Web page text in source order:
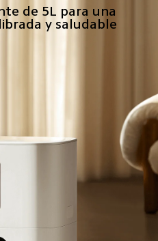
de 5L para una
y saludable